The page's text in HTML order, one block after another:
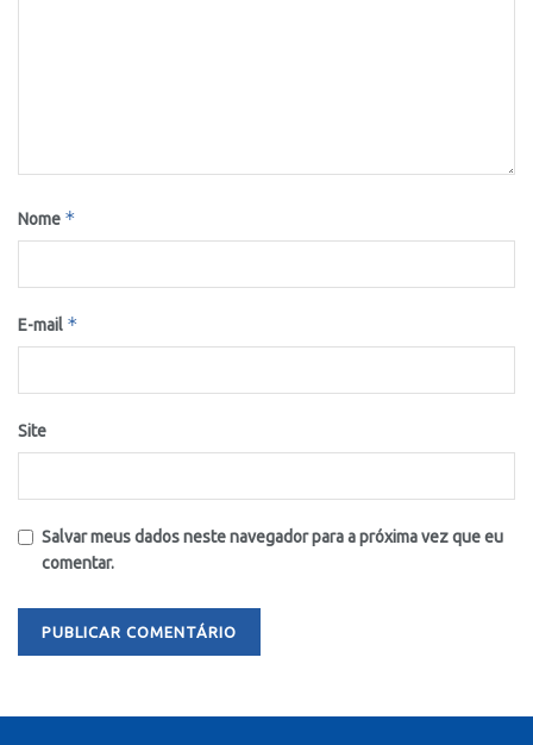
Nome *
E-mail *
Site
Salvar meus dados neste navegador para a próxima vez que eu
comentar.